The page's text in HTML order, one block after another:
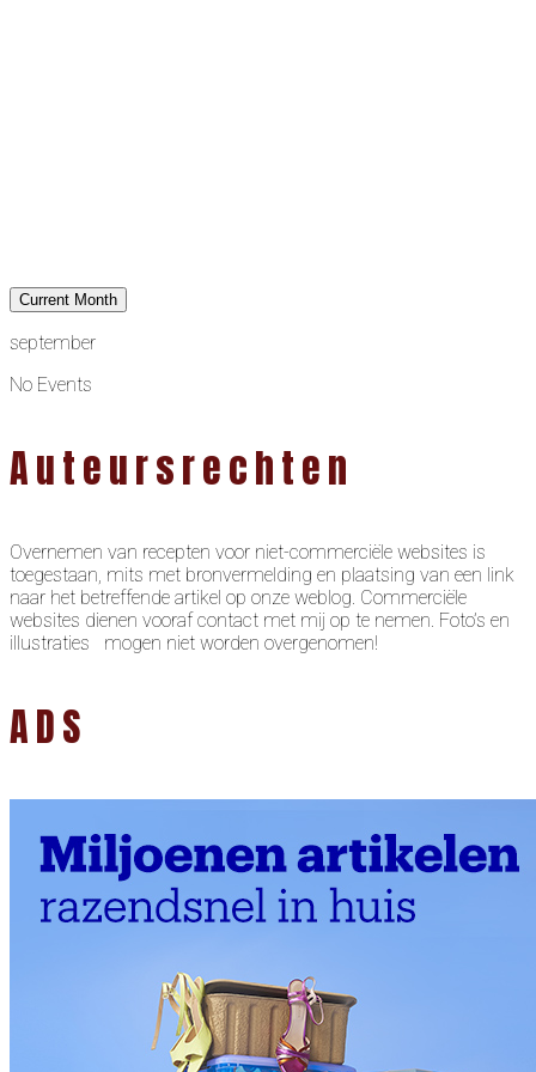
Current Month
september
No Events
Auteursrechten
Overnemen van recepten voor niet-commerciële websites is
toegestaan, mits met bronvermelding en plaatsing van een link
naar het betreffende artikel op onze weblog. Commerciële
websites dienen vooraf contact met mij op te nemen. Foto’s en
illustraties mogen niet worden overgenomen!
ADS